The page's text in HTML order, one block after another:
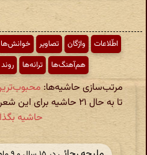
اطّلاعات واژگان تصاویر خوانش‌ها
هم‌آهنگ‌ها
ترانه‌ها
مرتب‌سازی حاشیه‌ها:
تا به حال ۲۱ حاشیه برای این شعر نوشته شده است.
حاشیه